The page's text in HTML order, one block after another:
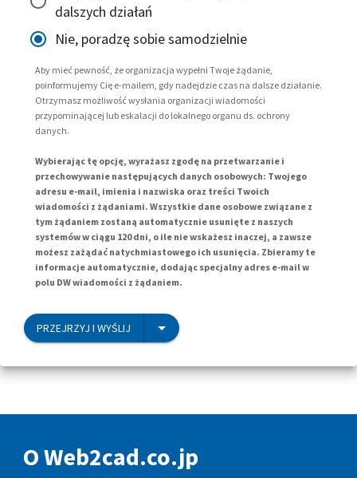
dalszych działań
Nie, poradzę sobie samodzielnie
Aby mieć pewność, że organizacja wypełni Twoje żądanie,
poinformujemy Cię e-mailem, gdy nadejdzie czas na dalsze działanie.
Otrzymasz możliwość wysłania organizacji wiadomości
przypominającej lub eskalacji do lokalnego organu ds. ochrony
danych.
Wybierając tę opcję, wyrażasz zgodę na przetwarzanie i
przechowywanie następujących danych osobowych: Twojego
adresu e-mail, imienia i nazwiska oraz treści Twoich
wiadomości z żądaniami. Wszystkie dane osobowe związane z
tym żądaniem zostaną automatycznie usunięte z naszych
systemów w ciągu 120 dni, o ile nie wskażesz inaczej, a zawsze
możesz zażądać natychmiastowego ich usunięcia. Zbieramy te
informacje automatycznie, dodając specjalny adres e-mail w
polu DW wiadomości z żądaniem.
PRZEJRZYJ I WYŚLIJ
O Web2cad.co.jp